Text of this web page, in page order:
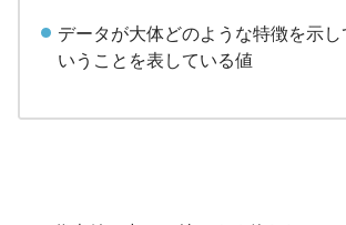
データが大体どのような特徴を示し
いうことを表している値